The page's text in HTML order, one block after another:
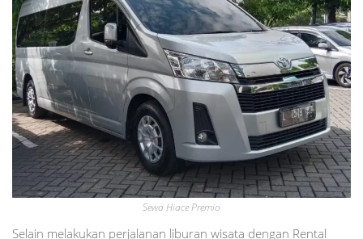
Sewa Hiace Premio
Selain melakukan perjalanan liburan wisata dengan Rental